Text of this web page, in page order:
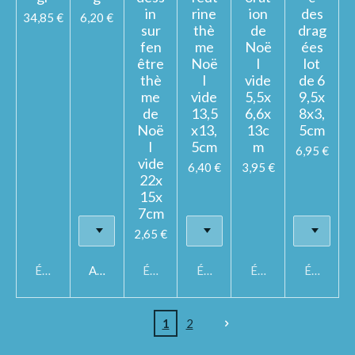
34,85 €
Épuisé
6,20 €
Ajouter au panier
in
sur
fen
être
thè
me
de
Noë
l
vide
22x
15x
7cm
2,65 €
Épuisé
rine
thè
me
Noë
l
vide
13,5
x13,
5cm
6,40 €
Épuisé
ion
de
Noë
l
vide
5,5x
6,6x
13c
m
3,95 €
Épuisé
des
drag
ées
lot
de 6
9,5x
8x3,
5cm
6,95 €
Épuisé
1 2